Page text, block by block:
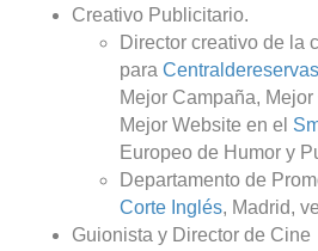
Creativo Publicitario.
Director creativo de la
para
Mejor Campaña,
Mejor Website en el
Europeo de Humor y
Departamento de
Corte Inglés, Madrid,
Guionista y Director de Cine